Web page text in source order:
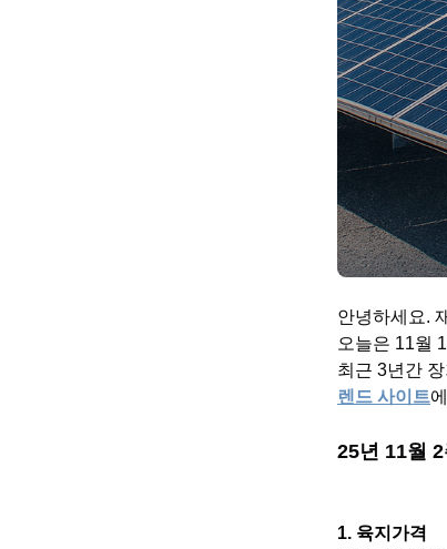
안녕하세요.
오늘은 11월
최근 3년간
렌드 사이트
25년 11월
1. 육지가격